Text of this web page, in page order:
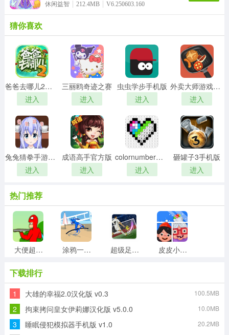
休闲益智 212.4MB V6.250603.160
猜你喜欢
爸爸去哪儿2手机最新版
进入
三丽鸥奇迹之赛
进入
虫虫学步手机版
进入
外卖大师游戏安装包
进入
兔兔猜拳手游直装版
进入
成语高手官方版
进入
colornumber游戏无广告版
进入
砸罐子3手机版
进入
热门推荐
大便超人3原版 涂鸦一笔划官方最新版 超级足球赛游戏官方版 皮皮小屋手机正版
艾尔登法环传奇游戏官方版 水果弹珠传奇最新免费版
下载排行
1 大雄的幸福2.0汉化版 v0.3 100.5MB
2 拘束拷问皇女伊莉娜汉化版 v5.0.0 10.0MB
3 睡眠侵犯模拟器手机版 v1.0 20.2MB